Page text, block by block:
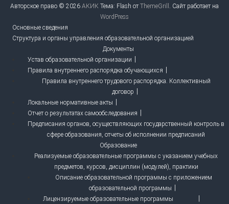
Авторское право © 2026 АКИК Тема: Flash отThemeGrill . Сайт работает на
WordPress
Основные сведения
Структура и органы управления образовательной организацией
Документы
Устав образовательной организации
Правила внутреннего распорядка обучающихся
Правила внутреннего трудового распорядка. Коллективный
договор
Локальные нормативные акты
Отчет о результатах самообследования
Предписания органов, осуществляющих государственный контроль в
сфере образования, отчеты об исполнении предписаний
Образование
Реализуемые образовательные программы с указанием учебных
предметов, курсов, дисциплин (модулей), практики
Описание образовательной программы с приложением
образовательной программы
Лицензируемые образовательные программы